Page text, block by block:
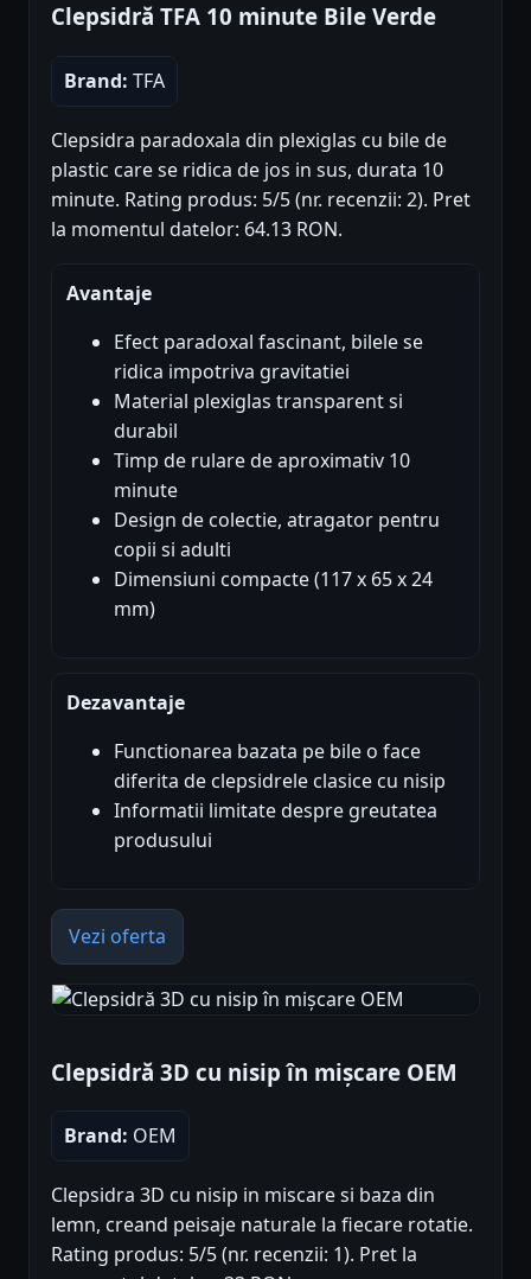
Clepsidră TFA 10 minute Bile Verde
Brand: TFA
Clepsidra paradoxala din plexiglas cu bile de
plastic care se ridica de jos in sus, durata 10
minute. Rating produs: 5/5 (nr. recenzii: 2). Pret
la momentul datelor: 64.13 RON.
Avantaje
Efect paradoxal fascinant, bilele se
ridica impotriva gravitatiei
Material plexiglas transparent si
durabil
Timp de rulare de aproximativ 10
minute
Design de colectie, atragator pentru
copii si adulti
Dimensiuni compacte (117 x 65 x 24
mm)
Dezavantaje
Functionarea bazata pe bile o face
diferita de clepsidrele clasice cu nisip
Informatii limitate despre greutatea
produsului
Vezi oferta
Clepsidră 3D cu nisip în mișcare OEM
Brand: OEM
Clepsidra 3D cu nisip in miscare si baza din
lemn, creand peisaje naturale la fiecare rotatie.
Rating produs: 5/5 (nr. recenzii: 1). Pret la